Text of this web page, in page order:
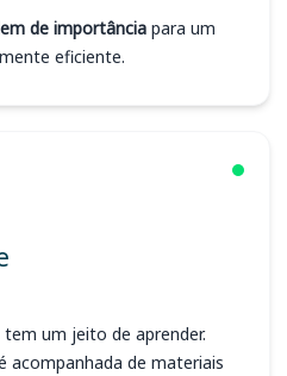
de importância para um
eficiente.
um jeito de aprender.
acompanhada de materiais